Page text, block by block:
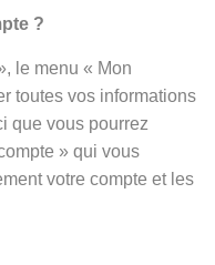
?
le menu « Mon
toutes vos informations
que vous pourrez
» qui vous
votre compte et les